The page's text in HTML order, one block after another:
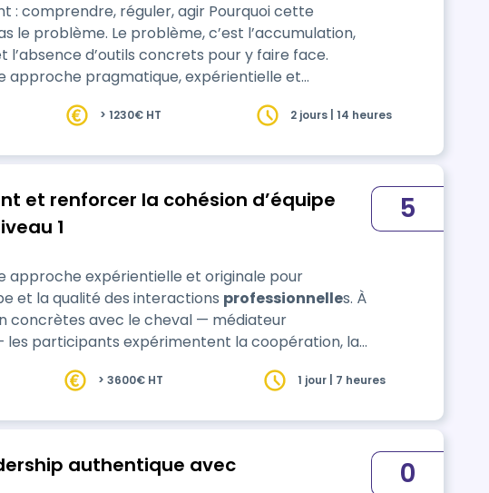
: comprendre, réguler, agir Pourquoi cette
le problème. Le problème, c’est l’accumulation,
d’outils concrets pour y faire face.
approche pragmatique, expérientielle et
dans l’instant, réduire le stress à la source
> 1230€ HT 2 jours | 14 heures
et renforcer la cohésion d’équipe
1
approche expérientielle et originale pour
et la qualité des interactions professionnelles. À
concrètes avec le cheval — médiateur
les participants expérimentent la coopération, la
5
> 3600€ HT 1 jour | 7 heures
authentique avec
0